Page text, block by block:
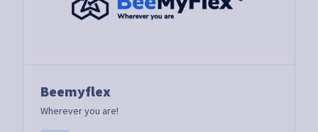
Beemyflex
Wherever you are!